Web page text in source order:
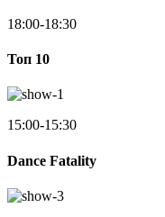
18:00-18:30
Toп 10
15:00-15:30
Dance Fatality